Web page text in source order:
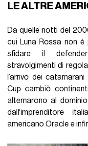
LE ALTRE
Da quelle notti del
cui Luna Rossa non è
sfidare il defender
stravolgimenti di
l’arrivo dei
Cup cambiò
alternarono al
dall'imprenditore
americano Oracle e